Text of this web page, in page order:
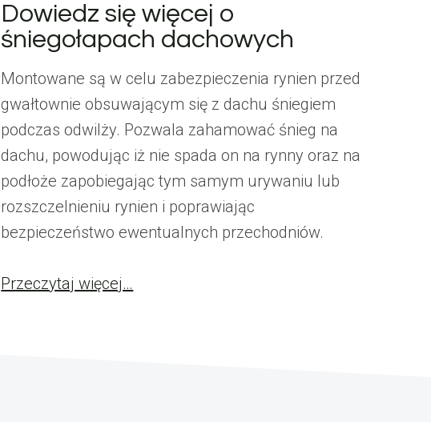
Dowiedz się więcej o
śniegołapach dachowych
Montowane są w celu zabezpieczenia rynien przed
gwałtownie obsuwającym się z dachu śniegiem
podczas odwilży. Pozwala zahamować śnieg na
dachu, powodując iż nie spada on na rynny oraz na
podłoże zapobiegając tym samym urywaniu lub
rozszczelnieniu rynien i poprawiając
bezpieczeństwo ewentualnych przechodniów.
Przeczytaj więcej…